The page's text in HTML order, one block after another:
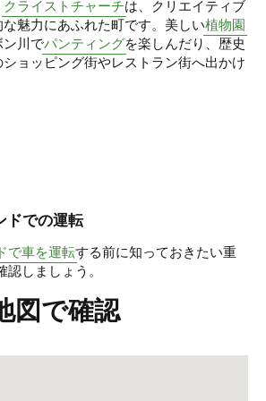
クライストチャーチは、クリエイティブ
魅力にあふれた町です。美しい植物園
ン川でパンティングを楽しんだり、歴史
ョッピング街やレストラン街へ出かけ
ドでの運転
で車を運転する前に知っておきたい重
しましょう。
図で確認